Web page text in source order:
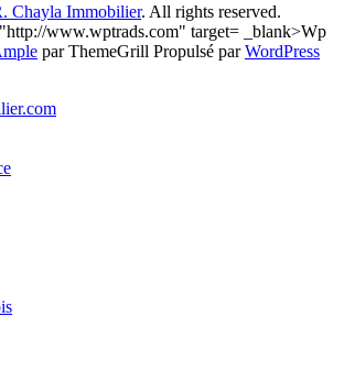
Chayla Immobilier. All rights reserved.
www.wptrads.com" target= _blank>Wp
par ThemeGrill Propulsé parWordPress